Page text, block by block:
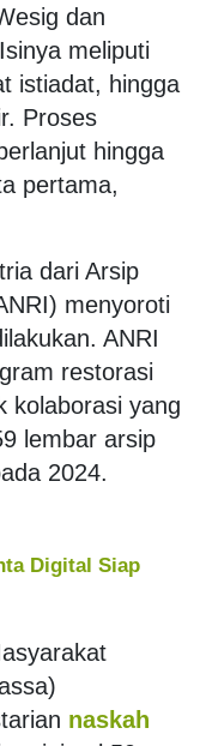
dan
meliputi
istiadat, hingga
Proses
hingga
pertama,
dari Arsip
menyoroti
ANRI
restorasi
kolaborasi yang
lembar arsip
2024.
Digital Siap
naskah